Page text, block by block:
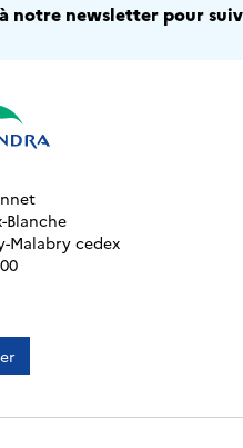
notre newsletter pour
Blanche
Malabry cedex